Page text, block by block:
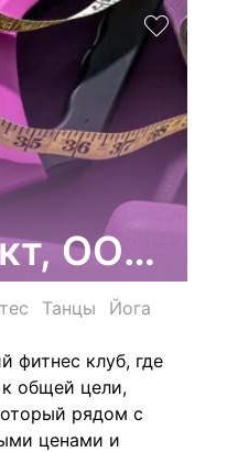
ООО,
Танцы
Йога
фитнес клуб, где
общей цели,
рядом с
ценами и